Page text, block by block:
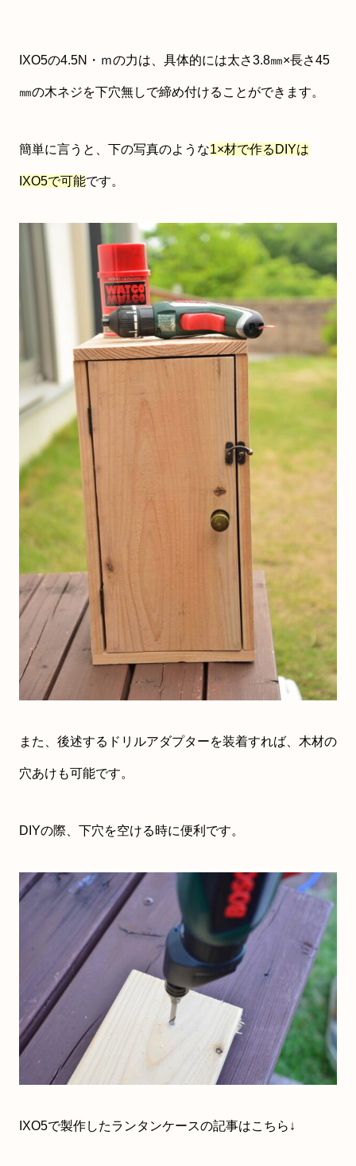
IXO5の4.5N・ｍの力は、具体的には太さ3.8㎜×長さ45
㎜の木ネジを下穴無しで締め付けることができます。
簡単に言うと、下の写真のような1×材で作るDIYは
IXO5で可能です。
また、後述するドリルアダプターを装着すれば、木材の
穴あけも可能です。
DIYの際、下穴を空ける時に便利です。
IXO5で製作したランタンケースの記事はこちら↓